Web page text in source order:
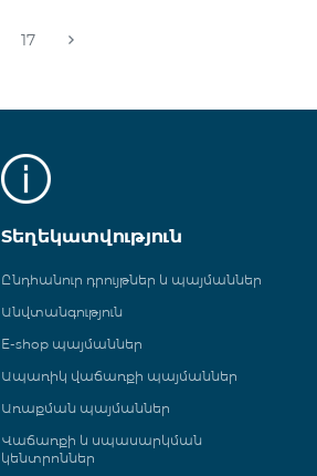
17
Տեղեկատվություն
Ընդհանուր դրույթներ և պայմաններ
Անվտանգություն
E-shop պայմաններ
Ապառիկ վաճառքի պայմաններ
Առաքման պայմաններ
Վաճառքի և սպասարկման
կենտրոններ